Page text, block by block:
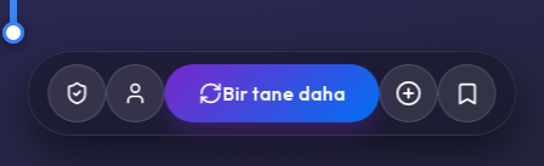
Bir tane daha